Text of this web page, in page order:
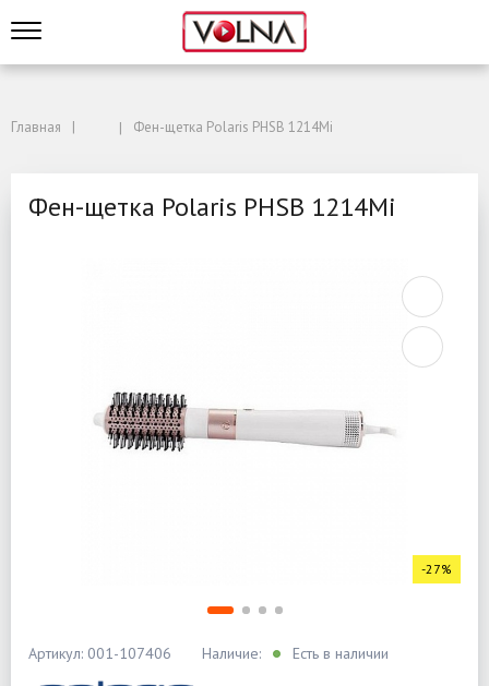
Главная Фен-щетка Polaris PHSB 1214Mi
Фен-щетка Polaris PHSB 1214Mi
-27%
Артикул: 001-107406 Наличие: Есть в наличии